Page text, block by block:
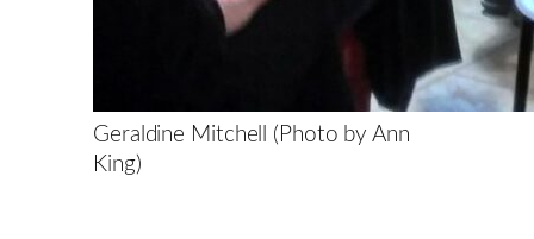
Geraldine Mitchell (Photo by Ann
King)